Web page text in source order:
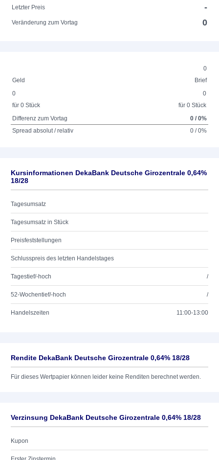
Letzter Preis
-
Veränderung zum Vortag 0
0
Geld
Brief
0
für 0 Stück
0
für 0 Stück
Differenz zum Vortag
0 / 0%
Spread absolut / relativ
0 / 0%
Kursinformationen DekaBank Deutsche Girozentrale 0,64%
18/28
Tagesumsatz
Tagesumsatz in Stück
Preisfeststellungen
Schlusspreis des letzten Handelstages
Tagestief/-hoch /
52-Wochentief/-hoch /
Handelszeiten 11:00-13:00
Rendite DekaBank Deutsche Girozentrale 0,64% 18/28
Für dieses Wertpapier können leider keine Renditen berechnet werden.
Verzinsung DekaBank Deutsche Girozentrale 0,64% 18/28
Kupon